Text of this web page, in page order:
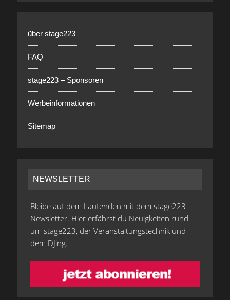
über stage223
FAQ
stage223 – Sponsoren
Werbeinformationen
Sitemap
NEWSLETTER
Bleibe auf dem Laufenden mit dem stage223
Newsletter. Hier erfährst du Neuigkeiten rund
um stage223, der Veranstaltungstechnik und
dem DJing.